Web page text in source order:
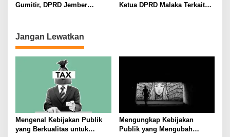
Gumitir, DPRD Jember
Ketua DPRD Malaka Terkait
Jangan Lewatkan
Mengenal Kebijakan Publik
yang Berkualitas untuk
Mengungkap Kebijakan
Publik yang Mengubah